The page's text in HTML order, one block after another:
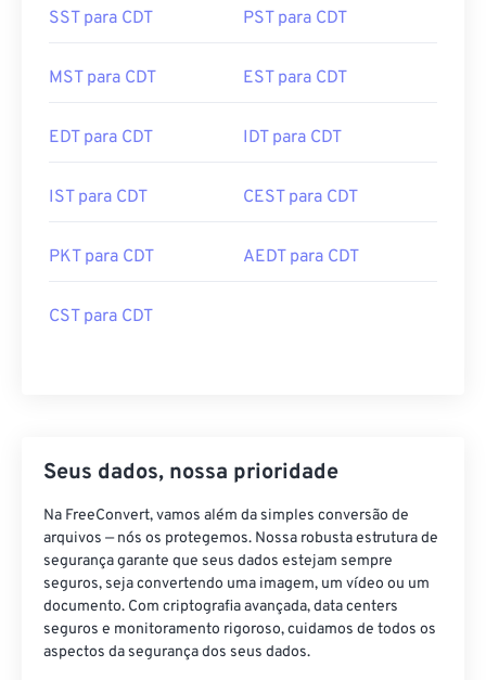
SST para CDT PST para CDT
MST para CDT EST para CDT
EDT para CDT IDT para CDT
IST para CDT CEST para CDT
PKT para CDT AEDT para CDT
CST para CDT
Seus dados, nossa prioridade
Na FreeConvert, vamos além da simples conversão de
arquivos — nós os protegemos. Nossa robusta estrutura de
segurança garante que seus dados estejam sempre
seguros, seja convertendo uma imagem, um vídeo ou um
documento. Com criptografia avançada, data centers
seguros e monitoramento rigoroso, cuidamos de todos os
aspectos da segurança dos seus dados.